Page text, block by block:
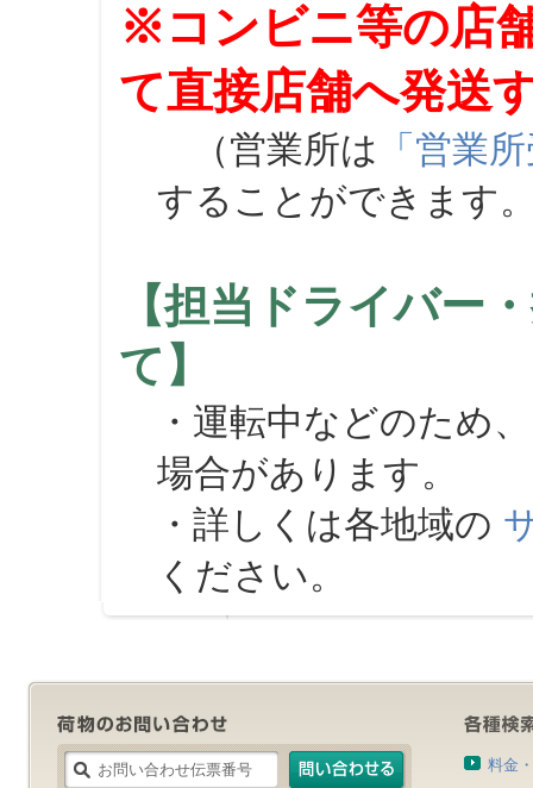
※コンビニ等の店
て直接店舗へ発送
（営業所は 「営業
することができます
【担当ドライバー
て】
・運転中などのため
場合があります。
・詳しくは各地域の
ください。
料金